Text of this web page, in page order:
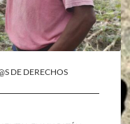
DE DERECHOS